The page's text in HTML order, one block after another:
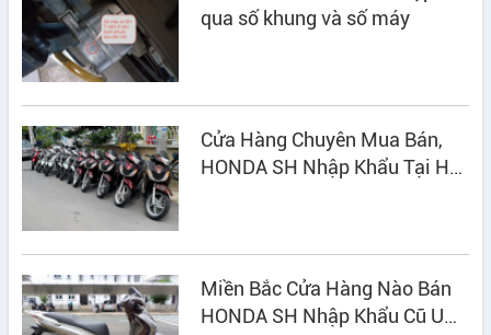
qua số khung và số máy
Cửa Hàng Chuyên Mua Bán,
HONDA SH Nhập Khẩu Tại Hà
Miền Bắc Cửa Hàng Nào Bán
HONDA SH Nhập Khẩu Cũ UY